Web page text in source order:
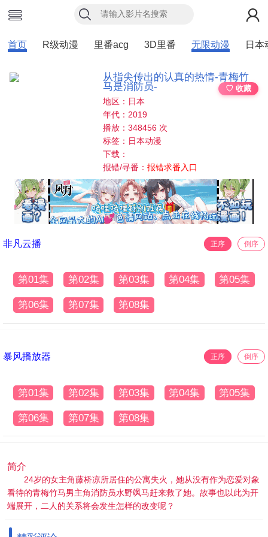
首页 R级动漫 里番acg 3D里番 无限动漫 日本
从指尖传出的认真的热情-青梅竹
马是消防员-
♡ 收藏
地区：日本
年代：2019
播放：348456 次
标签：日本动漫
下载：
报错/寻番：报错求番入口
非凡云播 正序 倒序
第01集 第02集 第03集 第04集 第05集
第06集 第07集 第08集
暴风播放器 正序 倒序
第01集 第02集 第03集 第04集 第05集
第06集 第07集 第08集
简介
24岁的女主角藤桥凉所居住的公寓失火，她从没有作为恋爱对象
看待的青梅竹马男主角消防员水野飒马赶来救了她。故事也以此为开
端展开，二人的关系将会发生怎样的改变呢？